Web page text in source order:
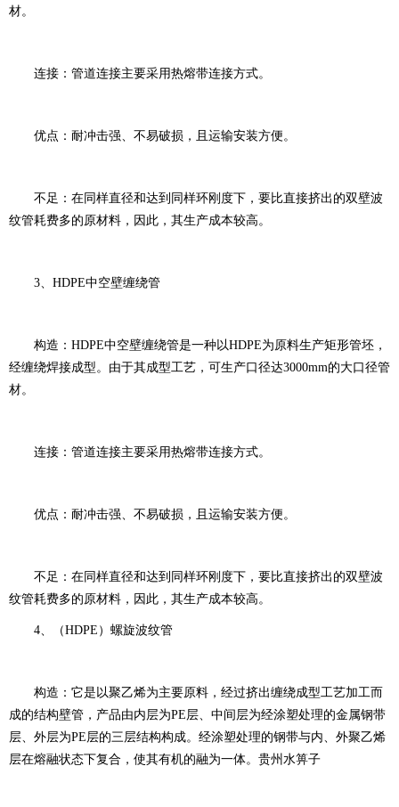
材。
连接：管道连接主要采用热熔带连接方式。
优点：耐冲击强、不易破损，且运输安装方便。
不足：在同样直径和达到同样环刚度下，要比直接挤出的双壁波
纹管耗费多的原材料，因此，其生产成本较高。
3、HDPE中空壁缠绕管
构造：HDPE中空壁缠绕管是一种以HDPE为原料生产矩形管坯，
经缠绕焊接成型。由于其成型工艺，可生产口径达3000mm的大口径管
材。
连接：管道连接主要采用热熔带连接方式。
优点：耐冲击强、不易破损，且运输安装方便。
不足：在同样直径和达到同样环刚度下，要比直接挤出的双壁波
纹管耗费多的原材料，因此，其生产成本较高。
4、（HDPE）螺旋波纹管
构造：它是以聚乙烯为主要原料，经过挤出缠绕成型工艺加工而
成的结构壁管，产品由内层为PE层、中间层为经涂塑处理的金属钢带
层、外层为PE层的三层结构构成。经涂塑处理的钢带与内、外聚乙烯
层在熔融状态下复合，使其有机的融为一体。贵州水箅子